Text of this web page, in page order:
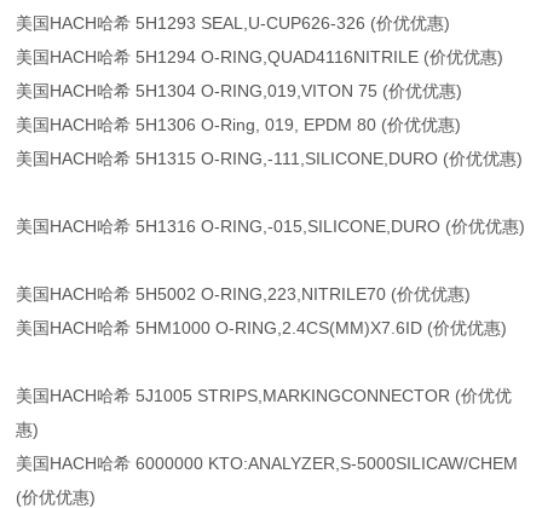
美国HACH哈希 5H1293 SEAL,U-CUP626-326 (价优优惠)
美国HACH哈希 5H1294 O-RING,QUAD4116NITRILE (价优优惠)
美国HACH哈希 5H1304 O-RING,019,VITON 75 (价优优惠)
美国HACH哈希 5H1306 O-Ring, 019, EPDM 80 (价优优惠)
美国HACH哈希 5H1315 O-RING,-111,SILICONE,DURO (价优优惠)
美国HACH哈希 5H1316 O-RING,-015,SILICONE,DURO (价优优惠)
美国HACH哈希 5H5002 O-RING,223,NITRILE70 (价优优惠)
美国HACH哈希 5HM1000 O-RING,2.4CS(MM)X7.6ID (价优优惠)
美国HACH哈希 5J1005 STRIPS,MARKINGCONNECTOR (价优优
惠)
美国HACH哈希 6000000 KTO:ANALYZER,S-5000SILICAW/CHEM
(价优优惠)